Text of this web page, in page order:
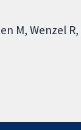
M Wenzel R